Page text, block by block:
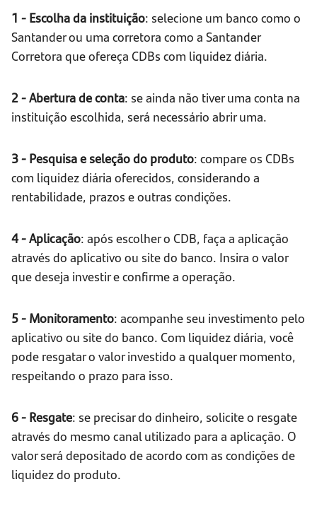
1 - Escolha da instituição: selecione um banco como o
Santander ou uma corretora como a Santander
Corretora que ofereça CDBs com liquidez diária.
2 - Abertura de conta: se ainda não tiver uma conta na
instituição escolhida, será necessário abrir uma.
3 - Pesquisa e seleção do produto: compare os CDBs
com liquidez diária oferecidos, considerando a
rentabilidade, prazos e outras condições.
4 - Aplicação: após escolher o CDB, faça a aplicação
através do aplicativo ou site do banco. Insira o valor
que deseja investir e confirme a operação.
5 - Monitoramento: acompanhe seu investimento pelo
aplicativo ou site do banco. Com liquidez diária, você
pode resgatar o valor investido a qualquer momento,
respeitando o prazo para isso.
6 - Resgate: se precisar do dinheiro, solicite o resgate
através do mesmo canal utilizado para a aplicação. O
valor será depositado de acordo com as condições de
liquidez do produto.